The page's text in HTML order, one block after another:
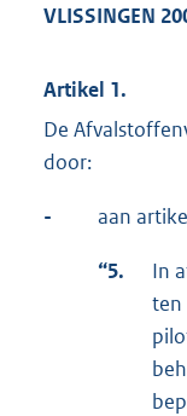
VLISSINGEN
Artikel 1.
De
door:
- aan
“5.
In
ten